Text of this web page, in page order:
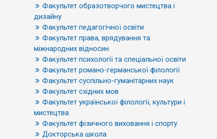
Факультет образотворчого мистецтва і
дизайну
Факультет педагогічної освіти
Факультет права, врядування та
міжнародних відносин
Факультет психології та спеціальної освіти
Факультет романо-германської філології
Факультет суспільно-гуманітарних наук
Факультет східних мов
Факультет української філології, культури і
мистецтва
Факультет фізичного виховання і спорту
Докторська школа